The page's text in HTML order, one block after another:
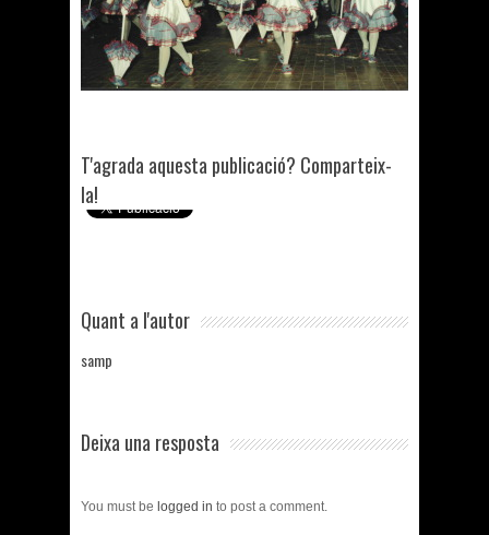
T'agrada aquesta publicació? Comparteix-
la!
Quant a l'autor
samp
Deixa una resposta
You must be logged in to post a comment.